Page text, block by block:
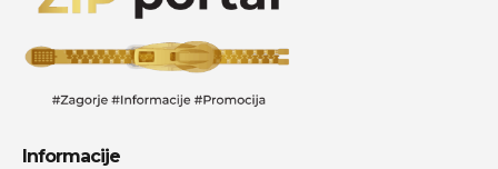
Informacije